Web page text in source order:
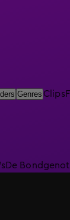
Genres Clips
De